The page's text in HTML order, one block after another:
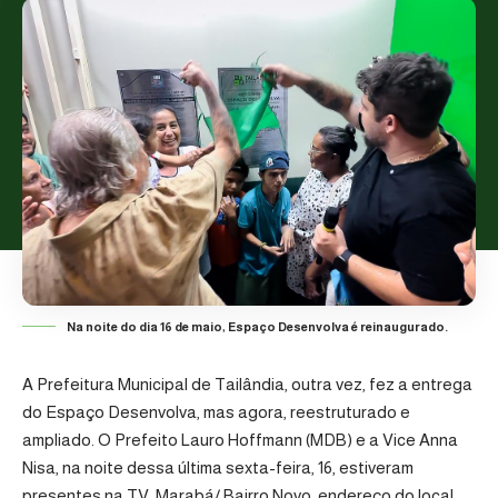
Na noite do dia 16 de maio, Espaço Desenvolva é reinaugurado.
A Prefeitura Municipal de Tailândia, outra vez, fez a entrega
do Espaço Desenvolva, mas agora, reestruturado e
ampliado. O Prefeito Lauro Hoffmann (MDB) e a Vice Anna
Nisa, na noite dessa última sexta-feira, 16, estiveram